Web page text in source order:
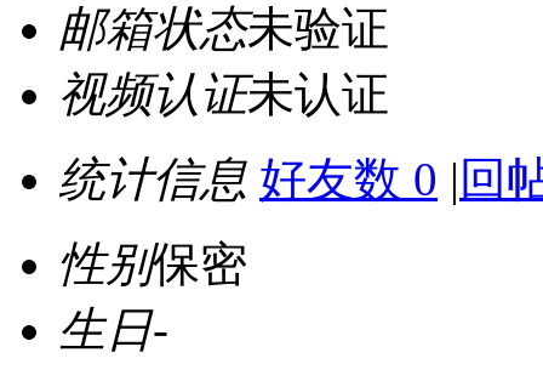
邮箱状态未验证
视频认证未认证
统计信息 好友数 0 | 回
性别保密
生日-